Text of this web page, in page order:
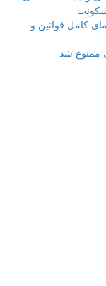
کامل قوانین و
شد